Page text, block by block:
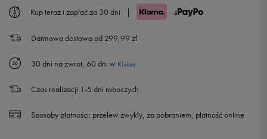
44,5 28,5 cm
46 29,5 cm
47 30,5 cm
Kup teraz i zapłać za 30 dni |
Darmowa dostawa od 299,99 zł
30 dni na zwrot, 60 dni w Klubie
Czas realizacji 1-5 dni roboczych
Sposoby płatności: przelew zwykły, za pobraniem, płatność online